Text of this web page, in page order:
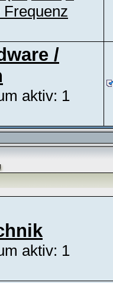
Frequenz
/
aktiv: 1
aktiv: 1